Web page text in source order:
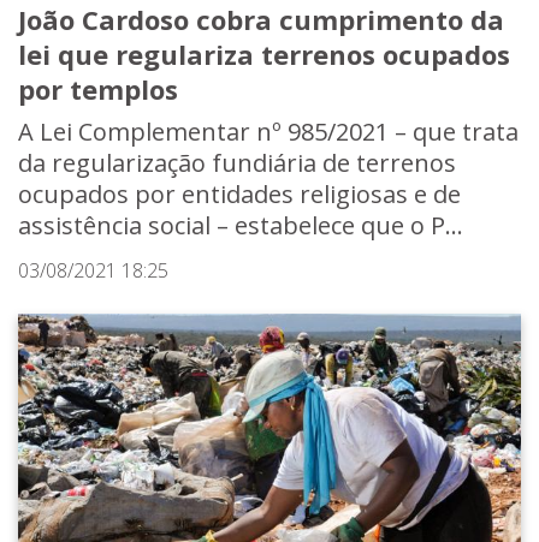
João Cardoso cobra cumprimento da
lei que regulariza terrenos ocupados
por templos
A Lei Complementar nº 985/2021 – que trata
da regularização fundiária de terrenos
ocupados por entidades religiosas e de
assistência social – estabelece que o P...
03/08/2021 18:25